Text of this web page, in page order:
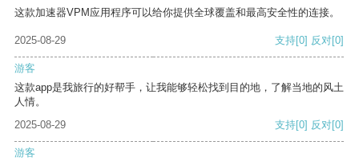
这款加速器VPM应用程序可以给你提供全球覆盖和最高安全性的连接。
2025-08-29 支持[0] 反对[0]
游客
这款app是我旅行的好帮手，让我能够轻松找到目的地，了解当地的风土
人情。
2025-08-29
支持[0] 反对[0]
游客